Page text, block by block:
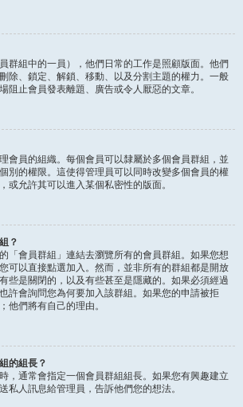
群組中的一員），他們日常的工作是照顧版面。他們
除、鎖定、解鎖、移動、以及分割主題的權力。一般
阻止會員發表離題、廣告或令人厭惡的文章。
會員的組織。每個會員可以隸屬於多個會員群組，並
別的權限。這使得管理員可以同時改變多個會員的權
或允許其可以進入某個私密性的版面。
？
「會員群組」連結去瀏覽所有的會員群組。如果您想
可以直接點選加入。然而，並非所有的群組都是開放
些是關閉的，以及有些甚至是隱藏的。如果必須經過
許會詢問您為何要加入該群組。如果您的申請被拒
他們將有自己的理由。
的組長？
，通常會指定一個會員群組組長。如果您有興趣建立
私人訊息給管理員，告訴他們您的想法。